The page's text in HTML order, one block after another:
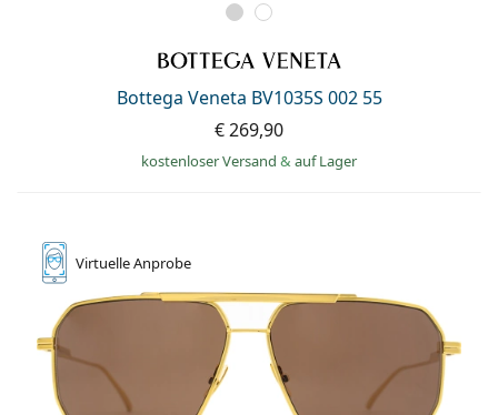
Bottega Veneta BV1035S 002 55
€ 269,90
kostenloser Versand & auf Lager
VirtuelleAnprobe